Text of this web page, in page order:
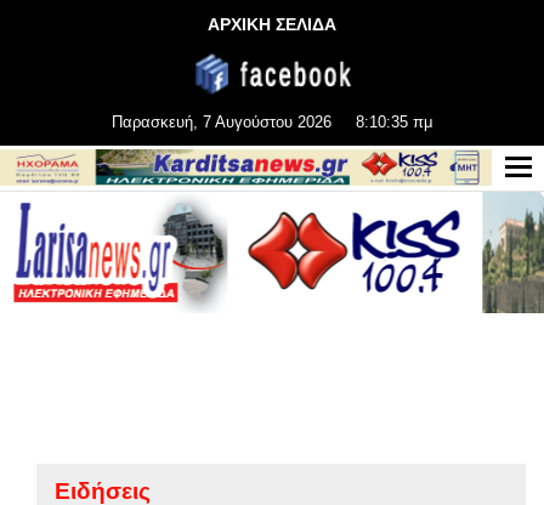
ΑΡΧΙΚΗ ΣΕΛΙΔΑ
Παρασκευή, 7 Αυγούστου 2026 8:10:35 πμ
Ειδήσεις